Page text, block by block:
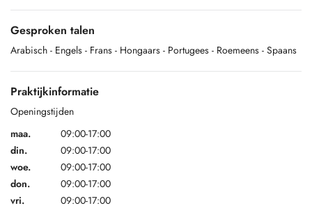
Gesproken talen
Arabisch - Engels - Frans - Hongaars - Portugees - Roemeens - Spaans
Praktijkinformatie
Openingstijden
maa.
09:00-17:00
din.
09:00-17:00
woe.
09:00-17:00
don.
09:00-17:00
vri.
09:00-17:00